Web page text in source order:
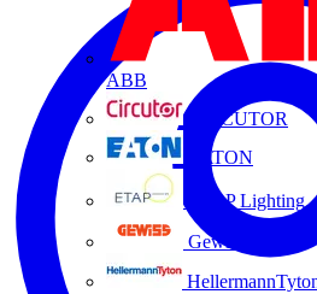
ABB
CIRCUTOR
EATON
ETAP Lighting
Gewiss